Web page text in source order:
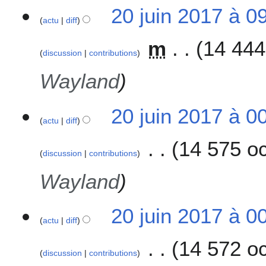
actu diff 20 juin 2017 à
discussion contributions m
14
Wayland
actu diff 20 juin 2017 à
discussion contributions
14 575
Wayland
actu diff 20 juin 2017 à
discussion contributions
14 572